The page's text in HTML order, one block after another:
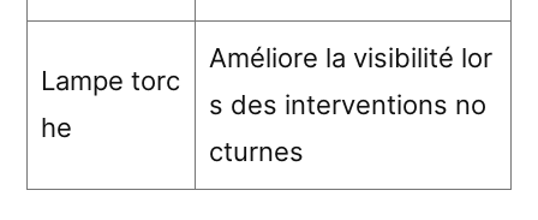
Lampe torc
he
Améliore la visibilité lor
s des interventions no
cturnes